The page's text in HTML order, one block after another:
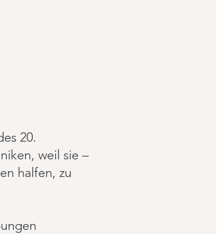
20.
weil sie –
halfen, zu